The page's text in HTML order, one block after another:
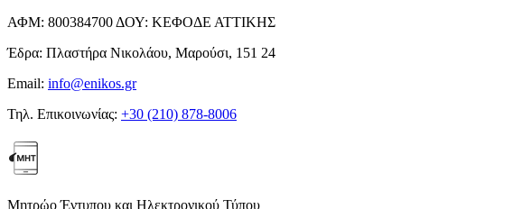
ΑΦΜ: 800384700 ΔΟΥ: ΚΕΦΟΔΕ ΑΤΤΙΚΗΣ
Έδρα: Πλαστήρα Νικολάου, Μαρούσι, 151 24
Email: info@enikos.gr
Τηλ. Επικοινωνίας: +30 (210) 878-8006
Μητρώο Έντυπου και Ηλεκτρονικού Τύπου